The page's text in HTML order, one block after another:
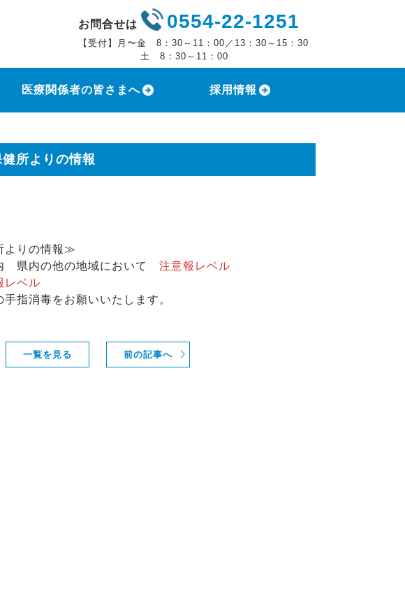
お問合せは 0554-22-1251
【受付】月〜金 8：30～11：00／13：30～15：30
土 8：30～11：00
医療関係者の皆さまへ 採用情報
所よりの情報
よりの情報≫
県内の他の地域において 注意報レベル
レベル
指消毒をお願いいたします。
一覧を見る 前の記事へ